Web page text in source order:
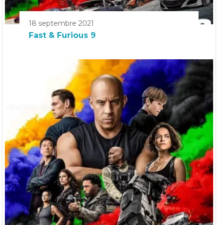
18 septembre 2021
Fast & Furious 9